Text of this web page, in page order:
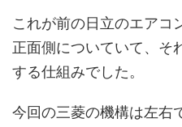
これが前の日立のエアコ
正面側についていて、そ
する仕組みでした。
今回の三菱の機構は左右